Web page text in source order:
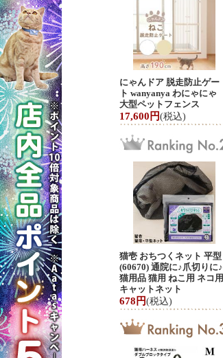
にゃんドア 脱走防止ゲー
ト wanyanya わにゃにゃ
大型ペットフェンス
17,600円(税込)
猫壱 おちつくネット 平型
(60670) 通院に♪爪切りに♪
猫用品 猫用 ねこ用 ネコ用
キャットネット
678円(税込)